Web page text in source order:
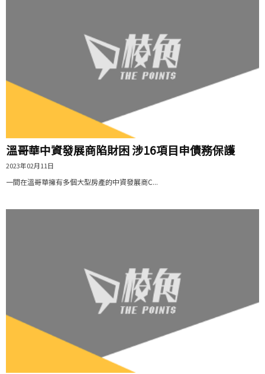
溫哥華中資發展商陷財困 涉16項目申債務保護
2023年02月11日
一間在溫哥華擁有多個大型房產的中資發展商C...